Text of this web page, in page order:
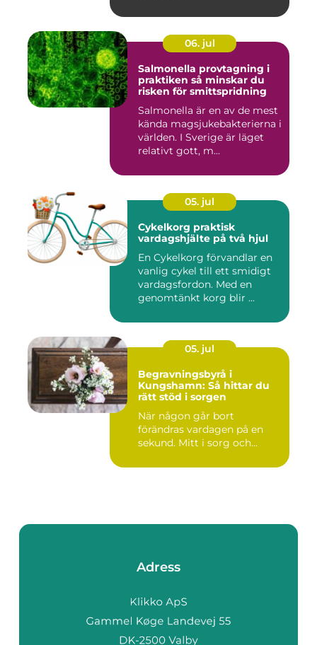
06. jul
Salmonella provtagning i
praktiken så minskar du
risken för smittspridning
Salmonella är en av de mest
kända magsjukebakterierna i
världen. I Sverige är läget
relativt gott, m...
05. jul
Cykelkorg praktisk
vardagshjälte på två hjul
En Cykelkorg förvandlar en
vanlig cykel till ett smidigt
vardagsfordon. Med en
genomtänkt korg blir ...
05. jul
Begravningsbyrå i
Kungshamn: Så hittar du
rätt stöd i sorgen
När någon går bort
förändras vardagen på en
sekund. Mitt i sorg och...
Adress